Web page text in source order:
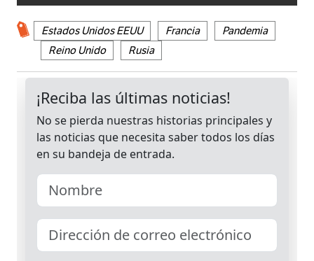
Estados Unidos EEUU Francia
Pandemia
Reino Unido
Rusia